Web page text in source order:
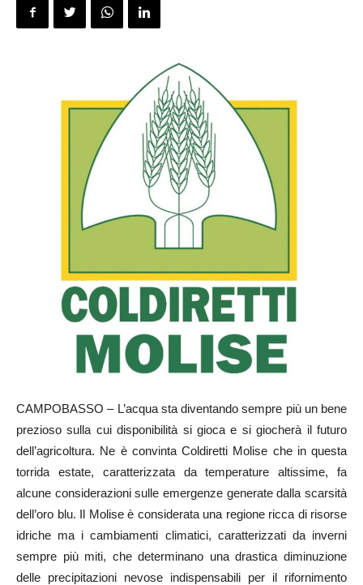
CAMPOBASSO – L’acqua sta diventando sempre più un bene
prezioso sulla cui disponibilità si gioca e si giocherà il futuro
dell’agricoltura. Ne è convinta Coldiretti Molise che in questa
torrida estate, caratterizzata da temperature altissime, fa
alcune considerazioni sulle emergenze generate dalla scarsità
dell’oro blu. Il Molise è considerata una regione ricca di risorse
idriche ma i cambiamenti climatici, caratterizzati da inverni
sempre più miti, che determinano una drastica diminuzione
delle precipitazioni nevose indispensabili per il rifornimento